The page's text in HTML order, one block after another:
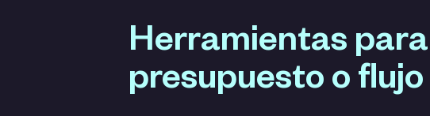
Herramientas
presupuesto o